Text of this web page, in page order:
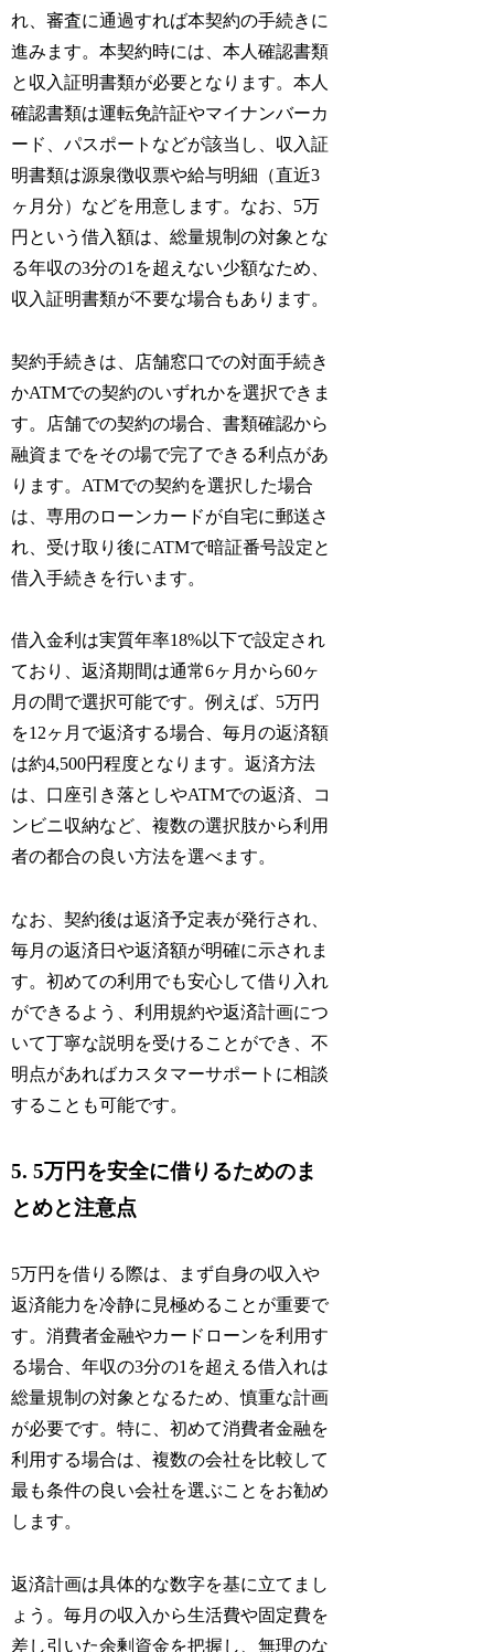
れ、審査に通過すれば本契約の手続きに
進みます。本契約時には、本人確認書類
と収入証明書類が必要となります。本人
確認書類は運転免許証やマイナンバーカ
ード、パスポートなどが該当し、収入証
明書類は源泉徴収票や給与明細（直近3
ヶ月分）などを用意します。なお、5万
円という借入額は、総量規制の対象とな
る年収の3分の1を超えない少額なため、
収入証明書類が不要な場合もあります。
契約手続きは、店舗窓口での対面手続き
かATMでの契約のいずれかを選択できま
す。店舗での契約の場合、書類確認から
融資までをその場で完了できる利点があ
ります。ATMでの契約を選択した場合
は、専用のローンカードが自宅に郵送さ
れ、受け取り後にATMで暗証番号設定と
借入手続きを行います。
借入金利は実質年率18%以下で設定され
ており、返済期間は通常6ヶ月から60ヶ
月の間で選択可能です。例えば、5万円
を12ヶ月で返済する場合、毎月の返済額
は約4,500円程度となります。返済方法
は、口座引き落としやATMでの返済、コ
ンビニ収納など、複数の選択肢から利用
者の都合の良い方法を選べます。
なお、契約後は返済予定表が発行され、
毎月の返済日や返済額が明確に示されま
す。初めての利用でも安心して借り入れ
ができるよう、利用規約や返済計画につ
いて丁寧な説明を受けることができ、不
明点があればカスタマーサポートに相談
することも可能です。
5. 5万円を安全に借りるためのま
とめと注意点
5万円を借りる際は、まず自身の収入や
返済能力を冷静に見極めることが重要で
す。消費者金融やカードローンを利用す
る場合、年収の3分の1を超える借入れは
総量規制の対象となるため、慎重な計画
が必要です。特に、初めて消費者金融を
利用する場合は、複数の会社を比較して
最も条件の良い会社を選ぶことをお勧め
します。
返済計画は具体的な数字を基に立てまし
ょう。毎月の収入から生活費や固定費を
差し引いた余剰資金を把握し、無理のな